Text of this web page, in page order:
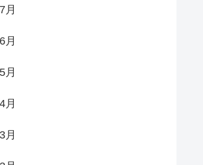
月
月
月
月
月